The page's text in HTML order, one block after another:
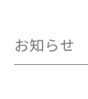
お知らせ